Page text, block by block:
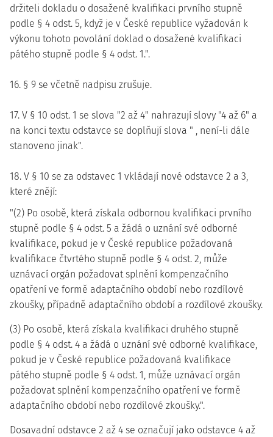
držiteli dokladu o dosažené kvalifikaci prvního stupně
podle § 4 odst. 5, když je v České republice vyžadován k
výkonu tohoto povolání doklad o dosažené kvalifikaci
pátého stupně podle § 4 odst. 1.".
16. § 9 se včetně nadpisu zrušuje.
17. V § 10 odst. 1 se slova "2 až 4" nahrazují slovy "4 až 6" a
na konci textu odstavce se doplňují slova " , není-li dále
stanoveno jinak".
18. V § 10 se za odstavec 1 vkládají nové odstavce 2 a 3,
které znějí:
"(2) Po osobě, která získala odbornou kvalifikaci prvního
stupně podle § 4 odst. 5 a žádá o uznání své odborné
kvalifikace, pokud je v České republice požadovaná
kvalifikace čtvrtého stupně podle § 4 odst. 2, může
uznávací orgán požadovat splnění kompenzačního
opatření ve formě adaptačního období nebo rozdílové
zkoušky, případně adaptačního období a rozdílové zkoušky.
(3) Po osobě, která získala kvalifikaci druhého stupně
podle § 4 odst. 4 a žádá o uznání své odborné kvalifikace,
pokud je v České republice požadovaná kvalifikace
pátého stupně podle § 4 odst. 1, může uznávací orgán
požadovat splnění kompenzačního opatření ve formě
adaptačního období nebo rozdílové zkoušky.".
Dosavadní odstavce 2 až 4 se označují jako odstavce 4 až